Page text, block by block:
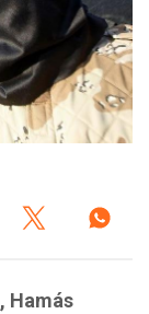
Hamás